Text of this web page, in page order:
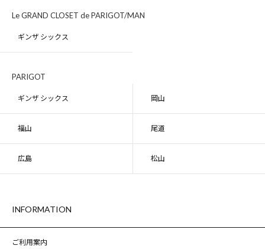
Le GRAND CLOSET de PARIGOT/MAN
ギンザ シックス
PARIGOT
ギンザ シックス 岡山
福山 尾道
広島 松山
INFORMATION
ご利用案内